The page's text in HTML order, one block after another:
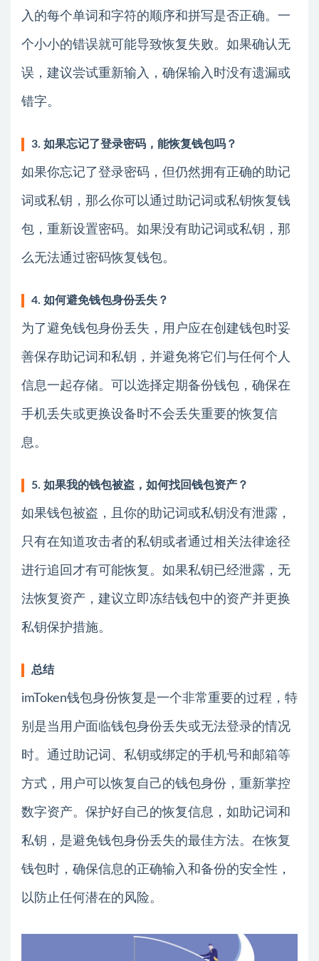
入的每个单词和字符的顺序和拼写是否正确。一
个小小的错误就可能导致恢复失败。如果确认无
误，建议尝试重新输入，确保输入时没有遗漏或
错字。
3. 如果忘记了登录密码，能恢复钱包吗？
如果你忘记了登录密码，但仍然拥有正确的助记
词或私钥，那么你可以通过助记词或私钥恢复钱
包，重新设置密码。如果没有助记词或私钥，那
么无法通过密码恢复钱包。
4. 如何避免钱包身份丢失？
为了避免钱包身份丢失，用户应在创建钱包时妥
善保存助记词和私钥，并避免将它们与任何个人
信息一起存储。可以选择定期备份钱包，确保在
手机丢失或更换设备时不会丢失重要的恢复信
息。
5. 如果我的钱包被盗，如何找回钱包资产？
如果钱包被盗，且你的助记词或私钥没有泄露，
只有在知道攻击者的私钥或者通过相关法律途径
进行追回才有可能恢复。如果私钥已经泄露，无
法恢复资产，建议立即冻结钱包中的资产并更换
私钥保护措施。
总结
imToken钱包身份恢复是一个非常重要的过程，特
别是当用户面临钱包身份丢失或无法登录的情况
时。通过助记词、私钥或绑定的手机号和邮箱等
方式，用户可以恢复自己的钱包身份，重新掌控
数字资产。保护好自己的恢复信息，如助记词和
私钥，是避免钱包身份丢失的最佳方法。在恢复
钱包时，确保信息的正确输入和备份的安全性，
以防止任何潜在的风险。